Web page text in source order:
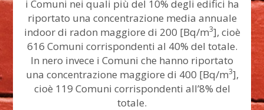
i Comuni nei quali più del 10% degli edifici ha
riportato una concentrazione media annuale
indoor di radon maggiore di 200 [Bq/m3], cioè
616 Comuni corrispondenti al 40% del totale.
In nero invece i Comuni che hanno riportato
una concentrazione maggiore di 400 [Bq/m3],
cioè 119 Comuni corrispondenti all’8% del
totale.